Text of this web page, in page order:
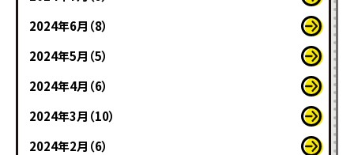
2024年6月（8）
2024年5月（5）
2024年4月（6）
2024年3月（10）
2024年2月（6）